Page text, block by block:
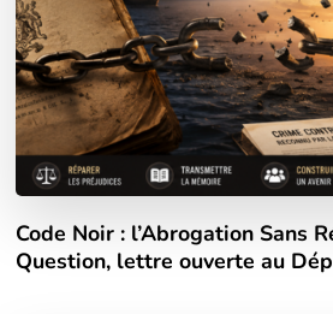
Code Noir : l’Abrogation Sans
Question, lettre ouverte au